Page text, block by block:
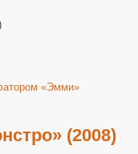
«Эмми»
(2008)